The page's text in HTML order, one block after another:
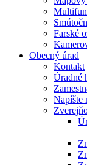
Farské
Obecný úrad
Kontakt
Úradné
Napíšte